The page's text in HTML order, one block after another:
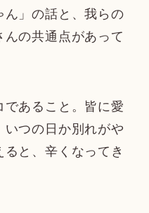
ん」の話と、我らの
んの共通点があって
あること。皆に愛
いつの日か別れがや
と、辛くなってき